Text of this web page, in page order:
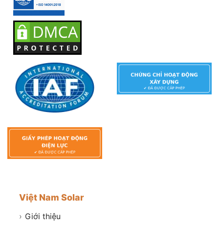
Việt Nam Solar
› Giới thiệu